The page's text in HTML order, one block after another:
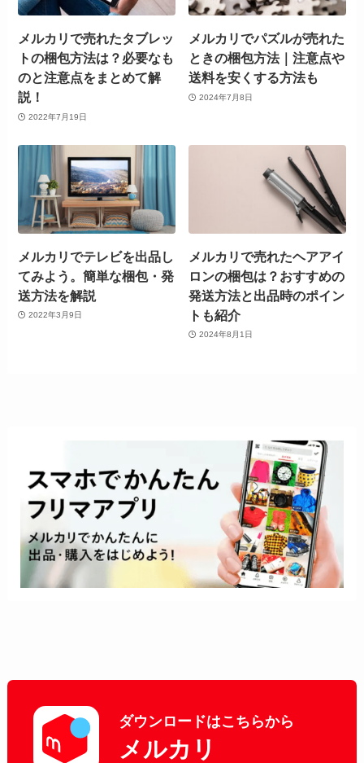
メルカリで売れたタブレッ
トの梱包方法は？必要なも
のと注意点をまとめて解
説！
2022年7月19日
メルカリでパズルが売れた
ときの梱包方法｜注意点や
送料を安くする方法も
2024年7月8日
メルカリでテレビを出品し
てみよう。簡単な梱包・発
送方法を解説
2022年3月9日
メルカリで売れたヘアアイ
ロンの梱包は？おすすめの
発送方法と出品時のポイン
トも紹介
2024年8月1日
ダウンロードはこちらから
メルカリ